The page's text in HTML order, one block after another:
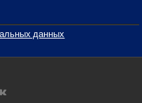
данных